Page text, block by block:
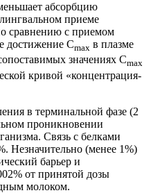
абсорбцию
приеме
сравнению с приемом
достижение Cmax в плазме
значениях Сmax
кривой «концентрация-
в терминальной фазе (2
проникновении
Связь с белками
Незначительно (менее 1%)
барьер и
от принятой дозы
молоком.